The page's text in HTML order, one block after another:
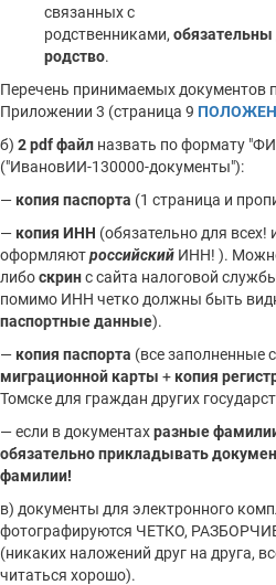
связанных с
родственниками, обязательны
родство.
Перечень принимаемых документов
Приложении 3 (страница 9
б) 2 pdf файл назвать по формату
("ИвановИИ-130000-документы"):
— копия паспорта (1 страница и
— копия ИНН (обязательно для
оформляютроссийский ИНН! ).
либоскринс сайта налоговой
помимо ИНН четко должны быть
паспортные данные).
— копия паспорта (все заполненные
миграционной карты + копия
Томске для граждан других
— если в документахразные
обязательно прикладывать
фамилии!
в) документы для электронного
фотографируются ЧЕТКО,
(никаких наложений друг на друга,
читаться хорошо).